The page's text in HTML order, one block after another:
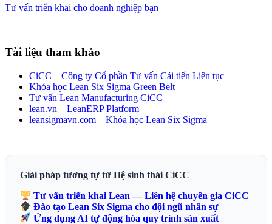
Tư vấn triển khai cho doanh nghiệp bạn
Tài liệu tham khảo
CiCC – Công ty Cổ phần Tư vấn Cải tiến Liên tục
Khóa học Lean Six Sigma Green Belt
Tư vấn Lean Manufacturing CiCC
lean.vn – LeanERP Platform
leansigmavn.com – Khóa học Lean Six Sigma
Giải pháp tương tự từ Hệ sinh thái CiCC
Tư vấn triển khai Lean — Liên hệ chuyên gia CiCC
Đào tạo Lean Six Sigma cho đội ngũ nhân sự
Ứng dụng AI tự động hóa quy trình sản xuất